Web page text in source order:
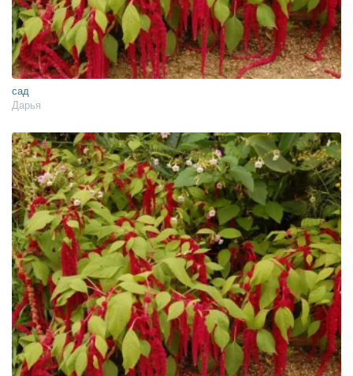
сад
Дарья